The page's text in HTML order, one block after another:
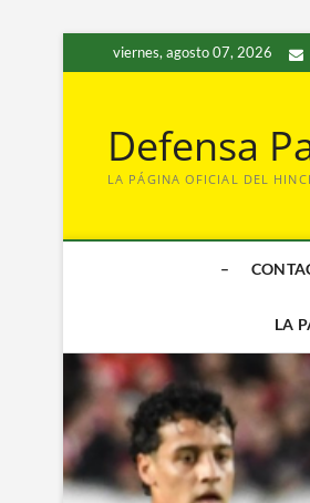
al
viernes, agosto 07, 2026
Defensa
LA PÁGINA OFICIAL DEL
–
LA